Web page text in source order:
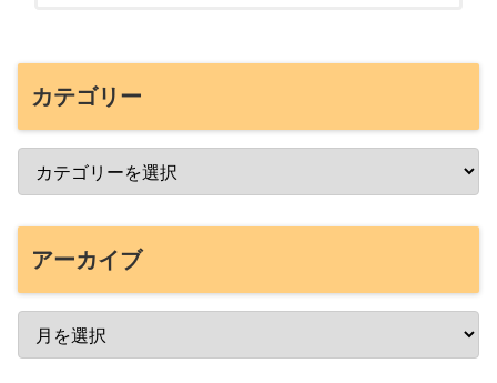
カテゴリー
アーカイブ